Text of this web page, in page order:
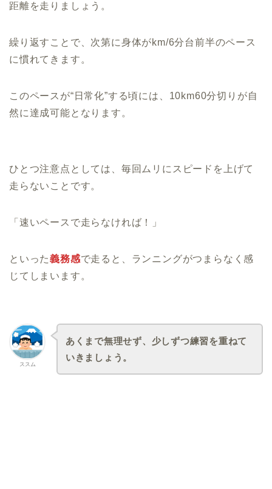
距離を走りましょう。
繰り返すことで、次第に身体がkm/6分台前半のペース
に慣れてきます。
このペースが“日常化”する頃には、10km60分切りが自
然に達成可能となります。
ひとつ注意点としては、毎回ムリにスピードを上げて
走らないことです。
「速いペースで走らなければ！」
といった義務感で走ると、ランニングがつまらなく感
じてしまいます。
ススム
あくまで無理せず、少しずつ練習を重ねて
いきましょう。